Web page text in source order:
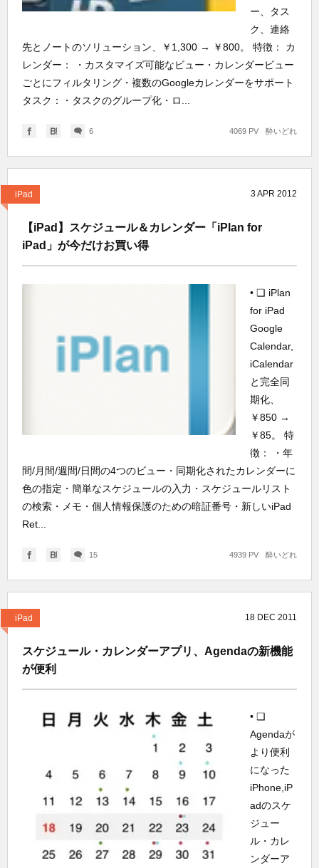
ー、タス
ク、連絡
先とノートのソリューション、￥1,300 → ￥800。 特徴： カ
レンダー： ・カスタマイズ可能なビュー・カレンダービュー
ごとにフィルタリング・複数のGoogleカレンダーをサポート
タスク：・タスクのグループ化・ロ...
6 酔いどれ
4069 PV
iPad 3 APR 2012
【iPad】スケジュール＆カレンダー「iPlan for
iPad」が今だけお買い得
• ❑ iPlan
for iPad
Google
Calendar,
iCalendar
と完全同
期化、
￥850 →
￥85。 特
徴： ・年
間/月間/週間/日間の4つのビュー・同期化されたカレンダーに
色の指定・簡単なスケジュールの入力・スケジュールリスト
の検索・メモ・個人情報保護のための暗証番号・新しいiPad
Ret...
15 酔いどれ
4939 PV
iPad 18 DEC 2011
スケジュール・カレンダーアプリ、Agendaの新機能
が便利
• ❑
Agendaが
より便利
になった
iPhone,iP
adのスケ
ジュー
ル・カレ
ンダーア